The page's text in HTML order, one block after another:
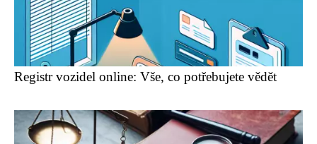
Registr vozidel online: Vše, co potřebujete vědět